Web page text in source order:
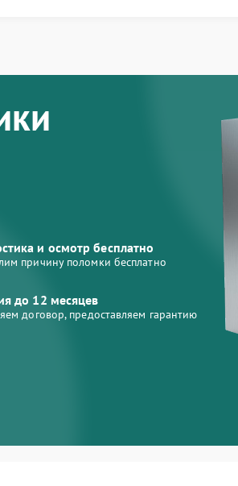
и осмотр бесплатно
причину поломки бесплатно
до 12 месяцев
договор, предоставляем гарантию